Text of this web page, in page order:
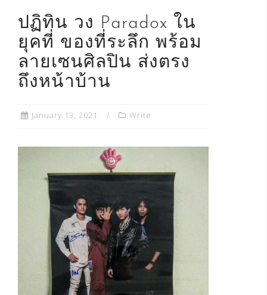
ปฏิทิน วง Paradox ใน
ยุคที่ ของที่ระลึก พร้อม
ลายเซนศิลปิน ส่งตรง
ถึงหน้าบ้าน
January 13, 2021 Write